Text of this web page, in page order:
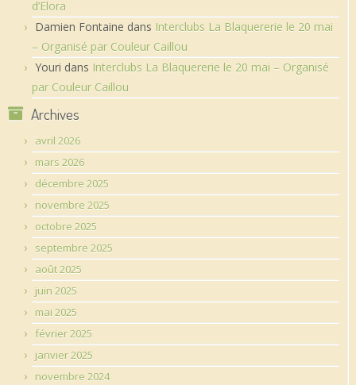
d’Elora
Damien Fontaine dans Interclubs La Blaquererie le 20 mai
– Organisé par Couleur Caillou
Youri dans Interclubs La Blaquererie le 20 mai – Organisé
par Couleur Caillou
Archives
avril 2026
mars 2026
décembre 2025
novembre 2025
octobre 2025
septembre 2025
août 2025
juin 2025
mai 2025
février 2025
janvier 2025
novembre 2024